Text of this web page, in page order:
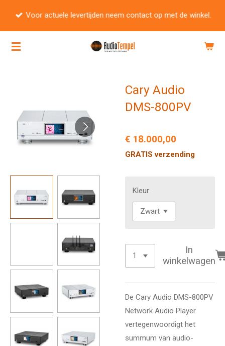
de
Voor actuele levertijden neem contact op met de winkel.
Cary Audio
DMS-800PV
€ 18.000,00
GRATIS verzending
Kleur
In
winkelwagen
De Cary Audio DMS-800PV
Network Audio Player
vertegenwoordigt het
summum van audio-